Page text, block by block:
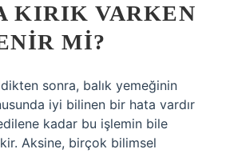
KIRIK VARKEN
MI?
sonra, balık yemeğinin
iyi bilinen bir hata vardır
kadar bu işlemin bile
Aksine, birçok bilimsel